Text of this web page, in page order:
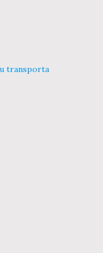
transporta